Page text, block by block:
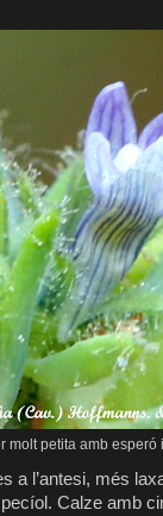
molt petita amb esperó
a l’antesi, més
Calze amb